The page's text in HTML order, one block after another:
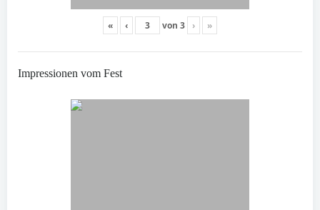
« ‹ von 3 › »
Impressionen vom Fest